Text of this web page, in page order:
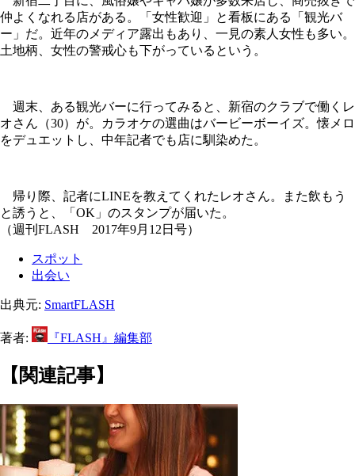
仲よくなれる店がある。「女性歓迎」と看板にある「観光バ
ー」だ。近年のメディア露出もあり、一見の素人女性も多い。
土地柄、女性の警戒心も下がっているという。
週末、ある観光バーに行ってみると、新宿のクラブで働くレ
オさん（30）が。カラオケの選曲はバービーボーイズ。懐メロ
をデュエットし、中年記者でも店に馴染めた。
帰り際、記者にLINEを教えてくれたレオさん。また飲もう
と誘うと、「OK」のスタンプが届いた。
（週刊FLASH 2017年9月12日号）
スポット
出会い
出典元: SmartFLASH
著者: 『FLASH』編集部
【関連記事】